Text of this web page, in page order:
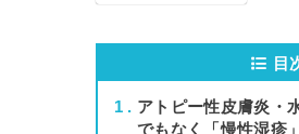
目
1
アトピー性皮膚炎・
でもなく「慢性湿疹」